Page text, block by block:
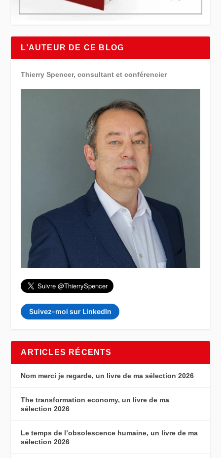
L’AUTEUR DE CE BLOG
Thierry Spencer, consultant et conférencier
Suivez-moi sur LinkedIn
ARTICLES RÉCENTS
Nom merci je regarde, un livre de ma sélection 2026
The transformation economy, un livre de ma
sélection 2026
Le temps de l’obsolescence humaine, un livre de ma
sélection 2026